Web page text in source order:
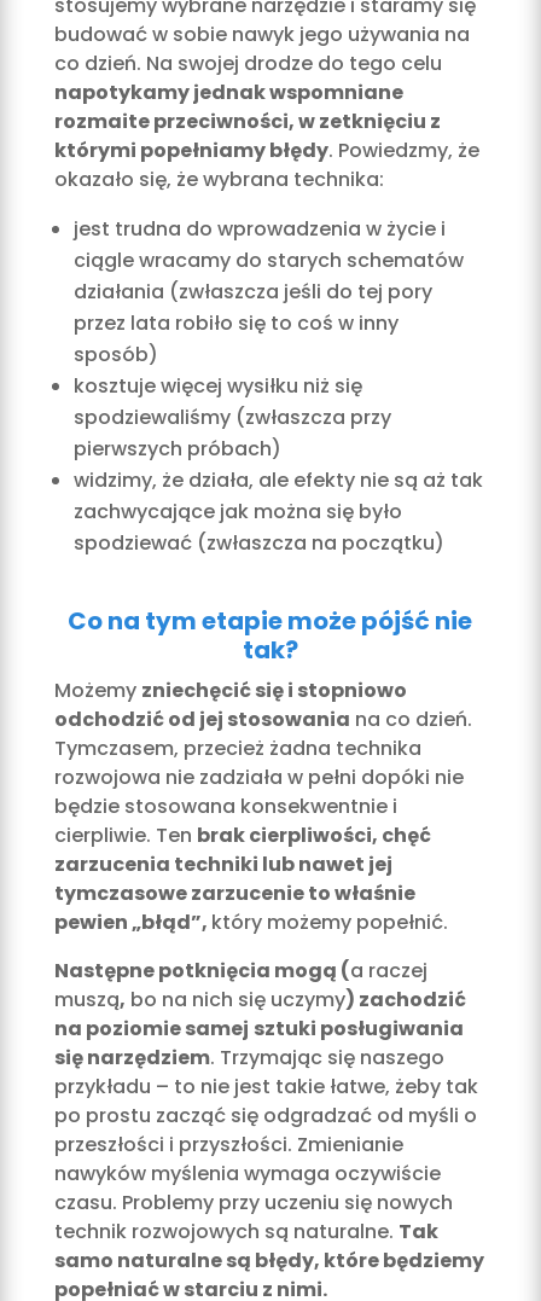
budować w sobie nawyk jego używania na
co dzień. Na swojej drodze do tego celu
napotykamy jednak wspomniane
rozmaite przeciwności, w zetknięciu z
którymi popełniamy błędy. Powiedzmy, że
okazało się, że wybrana technika:
jest trudna do wprowadzenia w życie i
ciągle wracamy do starych schematów
działania (zwłaszcza jeśli do tej pory
przez lata robiło się to coś w inny
sposób)
kosztuje więcej wysiłku niż się
spodziewaliśmy (zwłaszcza przy
pierwszych próbach)
widzimy, że działa, ale efekty nie są aż tak
zachwycające jak można się było
spodziewać (zwłaszcza na początku)
Co na tym etapie może pójść nie
tak?
Możemy zniechęcić się i stopniowo
odchodzić od jej stosowania na co dzień.
Tymczasem, przecież żadna technika
rozwojowa nie zadziała w pełni dopóki nie
będzie stosowana konsekwentnie i
cierpliwie. Ten brak cierpliwości, chęć
zarzucenia techniki lub nawet jej
tymczasowe zarzucenie to właśnie
pewien „błąd”, który możemy popełnić.
Następne potknięcia mogą (a raczej
muszą, bo na nich się uczymy) zachodzić
na poziomie samej sztuki posługiwania
się narzędziem. Trzymając się naszego
przykładu – to nie jest takie łatwe, żeby tak
po prostu zacząć się odgradzać od myśli o
przeszłości i przyszłości. Zmienianie
nawyków myślenia wymaga oczywiście
czasu. Problemy przy uczeniu się nowych
technik rozwojowych są naturalne. Tak
samo naturalne są błędy, które będziemy
popełniać w starciu z nimi.